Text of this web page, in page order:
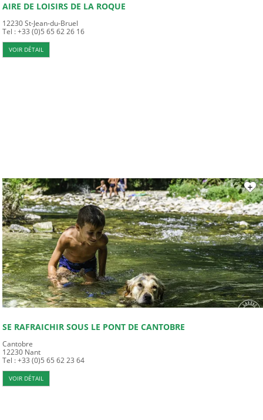
AIRE DE LOISIRS DE LA ROQUE
12230 St-Jean-du-Bruel
Tel : +33 (0)5 65 62 26 16
VOIR DÉTAIL
SE RAFRAICHIR SOUS LE PONT DE CANTOBRE
Cantobre
12230 Nant
Tel : +33 (0)5 65 62 23 64
VOIR DÉTAIL